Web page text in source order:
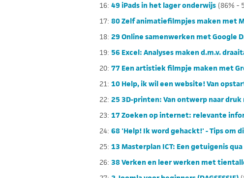
16: 49 iPads in het lager onderwijs (86% -
17: 80 Zelf animatiefilmpjes maken met
18: 29 Online samenwerken met Google
19: 56 Excel: Analyses maken d.m.v.
20: 77 Een artistiek filmpje maken met
21: 10 Help, ik wil een website! Van
22: 25 3D-printen: Van ontwerp naar druk
23: 17 Zoeken op internet: relevante
24: 68 'Help! Ik word gehackt!' - Tips om
25: 13 Masterplan ICT: Een getuigenis
26: 38 Verken en leer werken met